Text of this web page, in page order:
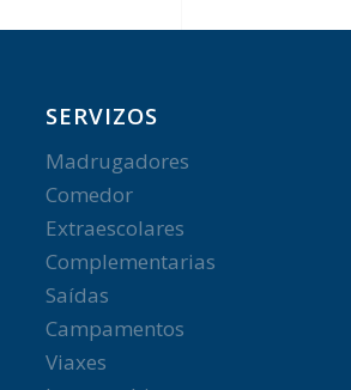
SERVIZOS
Madrugadores
Comedor
Extraescolares
Complementarias
Saídas
Campamentos
Viaxes